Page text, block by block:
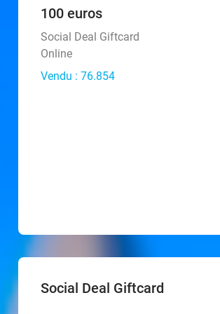
100 euros
Social Deal Giftcard
Online
Vendu : 76.854
Social Deal Giftcard